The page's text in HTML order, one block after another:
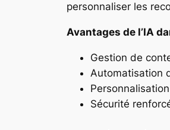
personnaliser les
Avantages de l’IA
Gestion de
Automatisation
Sécurité